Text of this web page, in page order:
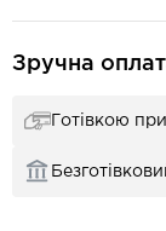
Зручна
Готівкою